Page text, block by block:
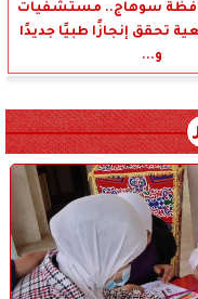
سوهاج.. مستشفيات
تحقق إنجازًا طبيًا جديدًا
و...